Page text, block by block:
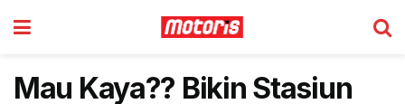
Mau Kaya?? Bikin Stasiun